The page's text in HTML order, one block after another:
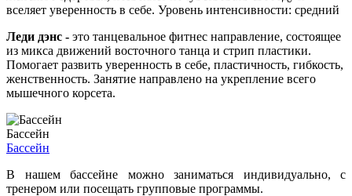
вселяет уверенность в себе. Уровень интенсивности: средний
Леди дэнс - это танцевальное фитнес направление, состоящее
из микса движений восточного танца и стрип пластики.
Помогает развить уверенность в себе, пластичность, гибкость,
женственность. Занятие направлено на укрепление всего
мышечного корсета.
Бассейн
Бассейн
В нашем бассейне можно заниматься индивидуально, с
тренером или посещать групповые программы.